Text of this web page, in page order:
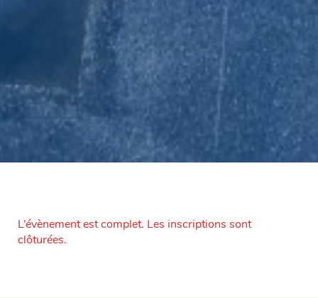
L’évènement est complet. Les inscriptions sont
clôturées.